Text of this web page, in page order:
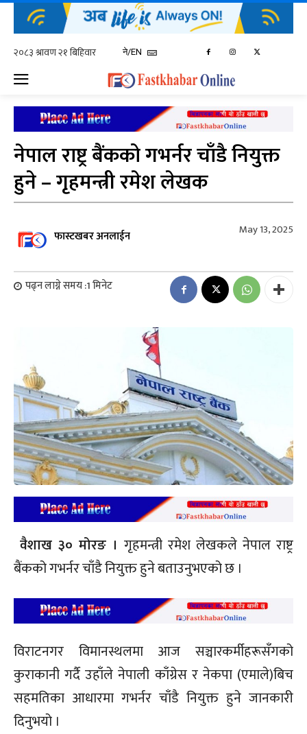
ने/EN
नेपाल राष्ट्र बैंकको गभर्नर चाँडै नियुक्त
हुने – गृहमन्त्री रमेश लेखक
फास्टखबर अनलाईन May 13, 2025
पढ्न लाग्ने समय :1मिनेट
वैशाख ३० मोरङ । गृहमन्त्री रमेश लेखकले नेपाल राष्ट्र
बैंकको गभर्नर चाँडै नियुक्त हुने बताउनुभएको छ ।
विराटनगर विमानस्थलमा आज सञ्चारकर्मीहरूसँगको
कुराकानी गर्दै उहाँले नेपाली काँग्रेस र नेकपा (एमाले)बिच
सहमतिका आधारमा गभर्नर चाँडै नियुक्त हुने जानकारी
दिनुभयो ।